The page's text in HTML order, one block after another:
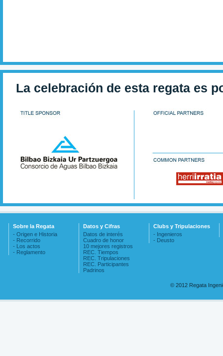
La celebración de esta regata es
Sobre la Regata
- Origen e Historia
- Recorrido
- Los actos
- Reglamento
Datos y Cifras
Datos de interés
Cuadro de honor
10 mejores registros
REC. Tiempos
REC. Tripulaciones
REC. Participantes
Padrinos
Clubs y Tripulaciones
- Ingenieros
- Deusto
© 2012 Regata